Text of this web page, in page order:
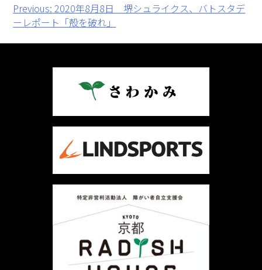
投
稿
Previous: 2020年8月8日 堺シュライクス、バトスタデ
ーレポート「殻を破れ」